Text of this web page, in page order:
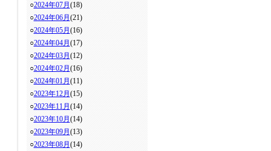
○2024年07月 (18)
○2024年06月 (21)
○2024年05月 (16)
○2024年04月 (17)
○2024年03月 (12)
○2024年02月 (16)
○2024年01月 (11)
○2023年12月 (15)
○2023年11月 (14)
○2023年10月 (14)
○2023年09月 (13)
○2023年08月 (14)